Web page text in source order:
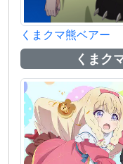
くまクマ熊ベアー
くまク